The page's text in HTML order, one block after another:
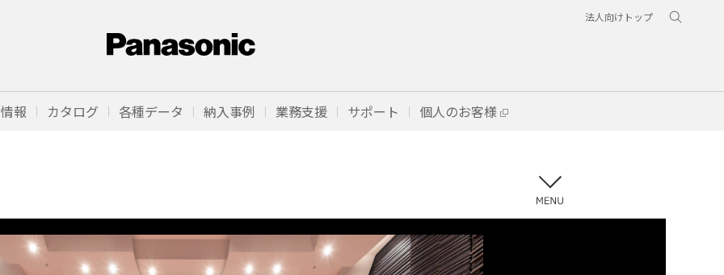
法人向けトップ
報 カタログ 各種データ 納入事例 業務支援 サポート 個人のお客様